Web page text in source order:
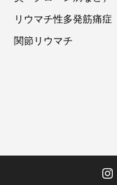
リウマチ性多発筋痛症
関節リウマチ